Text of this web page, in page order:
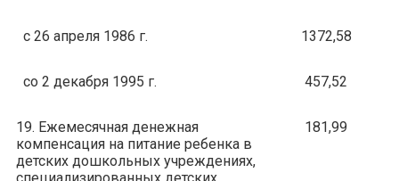
с 26 апреля 1986 г. 1372,58
со 2 декабря 1995 г. 457,52
19. Ежемесячная денежная
компенсация на питание ребенка в
детских дошкольных учреждениях,
181,99